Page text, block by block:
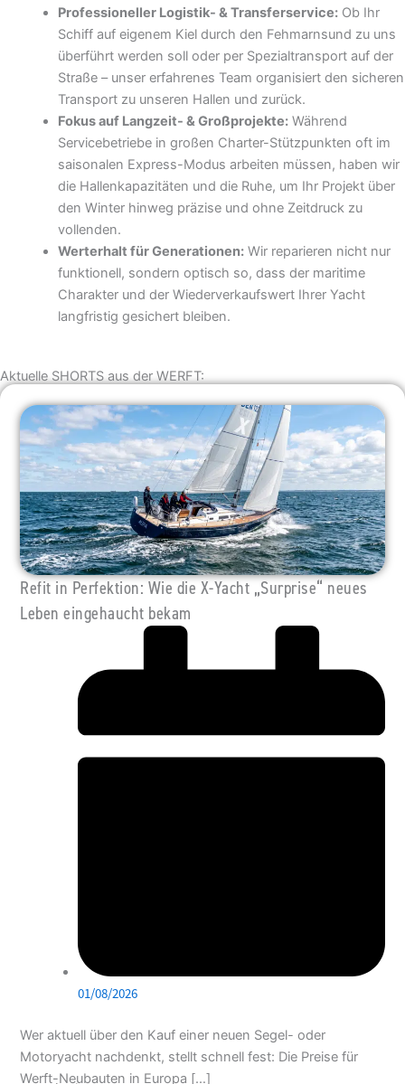
Professioneller Logistik- & Transferservice:Ob Ihr
Schiff auf eigenem Kiel durch den Fehmarnsund zu uns
überführt werden soll oder per Spezialtransport auf der
Straße – unser erfahrenes Team organisiert den sicheren
Transport zu unseren Hallen und zurück.
Fokus auf Langzeit- & Großprojekte:Während
Servicebetriebe in großen Charter-Stützpunkten oft im
saisonalen Express-Modus arbeiten müssen, haben wir
die Hallenkapazitäten und die Ruhe, um Ihr Projekt über
den Winter hinweg präzise und ohne Zeitdruck zu
vollenden.
Werterhalt für Generationen:Wir reparieren nicht nur
funktionell, sondern optisch so, dass der maritime
Charakter und der Wiederverkaufswert Ihrer Yacht
langfristig gesichert bleiben.
Aktuelle SHORTS aus der WERFT:
Refit in Perfektion: Wie die X-Yacht „Surprise“ neues
Leben eingehaucht bekam
01/08/2026
Wer aktuell über den Kauf einer neuen Segel- oder
Motoryacht nachdenkt, stellt schnell fest: Die Preise für
Werft-Neubauten in Europa […]